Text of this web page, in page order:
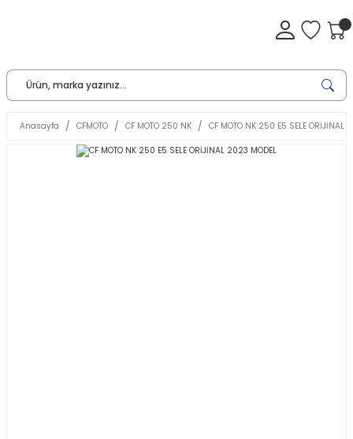
Anasayfa CFMOTO CF MOTO 250 NK CF MOTO NK 250 E5 SELE ORİJİNAL